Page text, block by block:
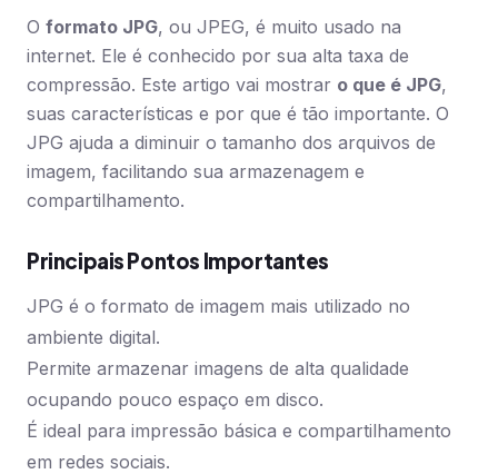
O formato JPG, ou JPEG, é muito usado na
internet. Ele é conhecido por sua alta taxa de
compressão. Este artigo vai mostrar o que é JPG,
suas características e por que é tão importante. O
JPG ajuda a diminuir o tamanho dos arquivos de
imagem, facilitando sua armazenagem e
compartilhamento.
Principais Pontos Importantes
JPG é o formato de imagem mais utilizado no
ambiente digital.
Permite armazenar imagens de alta qualidade
ocupando pouco espaço em disco.
É ideal para impressão básica e compartilhamento
em redes sociais.